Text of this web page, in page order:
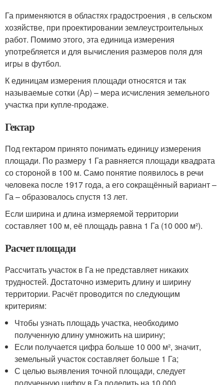
Га применяются в областях градостроения , в сельском
хозяйстве, при проектировании землеустроительных
работ. Помимо этого, эта единица измерения
употребляется и для вычисления размеров поля для
игры в футбол.
К единицам измерения площади относятся и так
называемые сотки (Ар) – мера исчисления земельного
участка при купле-продаже.
Гектар
Под гектаром принято понимать единицу измерения
площади. По размеру 1 Га равняется площади квадрата
со стороной в 100 м. Само понятие появилось в речи
человека после 1917 года, а его сокращённый вариант –
Га – образовалось спустя 13 лет.
Если ширина и длина измеряемой территории
составляет 100 м, её площадь равна 1 Га (10 000 м²).
Расчет площади
Рассчитать участок в Га не представляет никаких
трудностей. Достаточно измерить длину и ширину
территории. Расчёт проводится по следующим
критериям:
Чтобы узнать площадь участка, необходимо
полученную длину умножить на ширину;
Если получается цифра больше 10 000 м², значит,
земельный участок составляет больше 1 Га;
С целью выявления точной площади, следует